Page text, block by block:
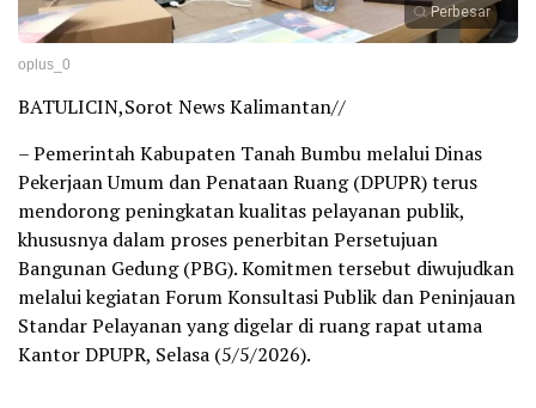
Perbesar
oplus_0
BATULICIN,Sorot News Kalimantan//
– Pemerintah Kabupaten Tanah Bumbu melalui Dinas
Pekerjaan Umum dan Penataan Ruang (DPUPR) terus
mendorong peningkatan kualitas pelayanan publik,
khususnya dalam proses penerbitan Persetujuan
Bangunan Gedung (PBG). Komitmen tersebut diwujudkan
melalui kegiatan Forum Konsultasi Publik dan Peninjauan
Standar Pelayanan yang digelar di ruang rapat utama
Kantor DPUPR, Selasa (5/5/2026).